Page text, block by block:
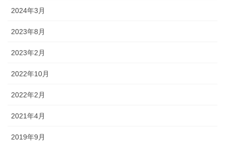
2024年3月
2023年8月
2023年2月
2022年10月
2022年2月
2021年4月
2019年9月